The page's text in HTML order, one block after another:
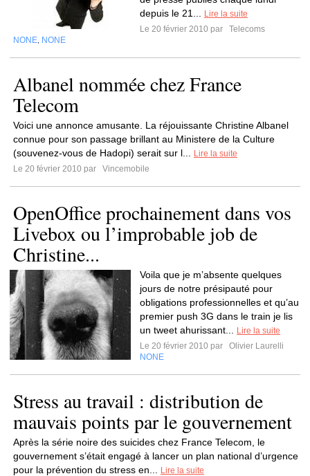
depuis le 21...
Lire la suite
Le 20 février 2010 par
Telecoms
NONE NONE
Albanel nommée chez France
Telecom
Voici une annonce amusante. La réjouissante Christine Albanel
connue pour son passage brillant au Ministere de la Culture
(souvenez-vous de Hadopi) serait sur l...
Lire la suite
Le 20 février 2010 par
Vincemobile
OpenOffice prochainement dans vos
Livebox ou l’improbable job de
Christine...
Voila que je m’absente quelques
jours de notre présipauté pour
obligations professionnelles et qu’au
premier push 3G dans le train je lis
un tweet ahurissant...
Lire la suite
Le 20 février 2010 par
Olivier Laurelli
NONE
Stress au travail : distribution de
mauvais points par le gouvernement
Après la série noire des suicides chez France Telecom, le
gouvernement s’était engagé à lancer un plan national d’urgence
pour la prévention du stress en...
Lire la suite